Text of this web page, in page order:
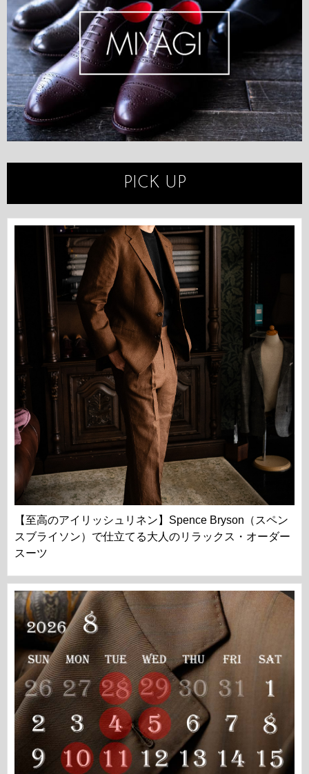
PICK UP
【至高のアイリッシュリネン】Spence Bryson（スペン
スブライソン）で仕立てる大人のリラックス・オーダー
スーツ